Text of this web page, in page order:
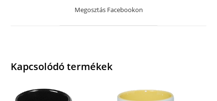
new
Megosztás Facebookon
Kapcsolódó termékek